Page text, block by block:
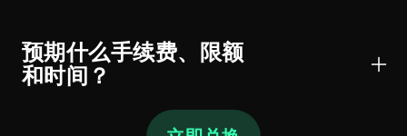
充值发送至显示的地址。经过所需确认后，Cow
Protocol将发送至您的钱包。
预期什么手续费、限额
和时间？
报价在发送前显示执行汇率、链上网络手续费和任何服